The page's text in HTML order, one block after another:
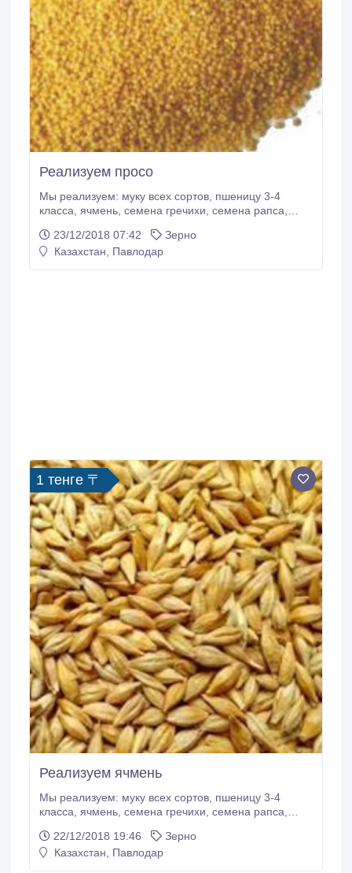
Реализуем просо
Мы реализуем: муку всех сортов, пшеницу 3-4
класса, ячмень, семена гречихи, семена рапса,
23/12/2018 07:42
Зерно
Казахстан, Павлодар
1 тенге 〒
Реализуем ячмень
Мы реализуем: муку всех сортов, пшеницу 3-4
класса, ячмень, семена гречихи, семена рапса,
22/12/2018 19:46
Зерно
Казахстан, Павлодар